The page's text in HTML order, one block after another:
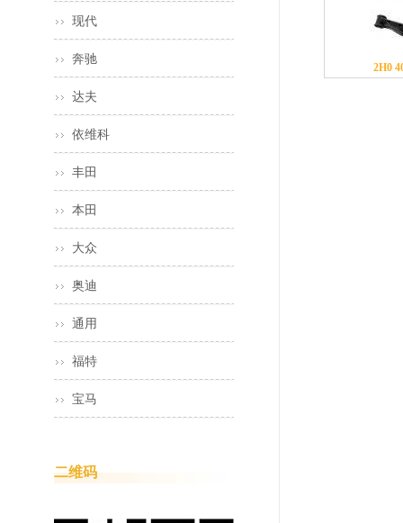
2H0
现代
奔驰
达夫
依维科
丰田
本田
大众
奥迪
通用
福特
宝马
二维码